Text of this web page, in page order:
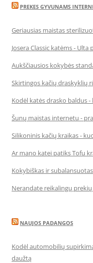
PREKES GYVUNAMS
Geriausias maistas
Josera Classic katėms -
Aukščiausios kokybės
Skirtingos kačių draskyklių
Kodėl katės drasko baldus
Šunų maistas internetu -
Silikoninis kačių kraikas -
Ar mano katei patiks Tofu
Kokybiškas ir
Nerandate reikalingų
NAUJOS PADANGOS
Kodėl automobilių
daužtą